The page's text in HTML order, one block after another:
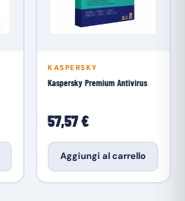
KASPERSKY
Kaspersky Premium Antivirus
57,57 €
Aggiungi al carrello